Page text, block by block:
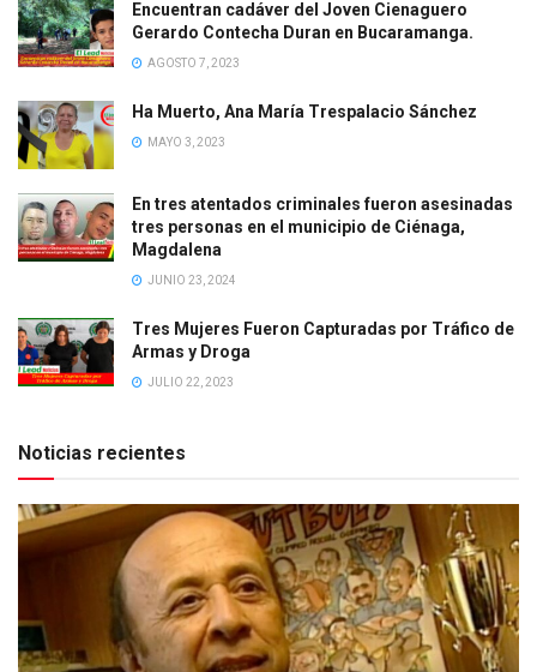
Encuentran cadáver del Joven Cienaguero
Gerardo Contecha Duran en Bucaramanga.
AGOSTO 7, 2023
Ha Muerto, Ana María Trespalacio Sánchez
MAYO 3, 2023
En tres atentados criminales fueron asesinadas
tres personas en el municipio de Ciénaga,
Magdalena
JUNIO 23, 2024
Tres Mujeres Fueron Capturadas por Tráfico de
Armas y Droga
JULIO 22, 2023
Noticias recientes